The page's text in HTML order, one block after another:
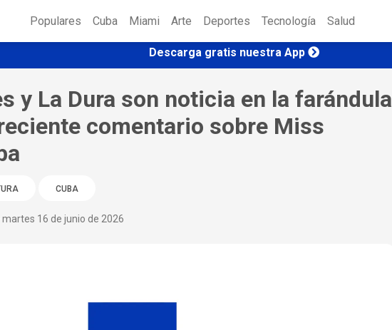
Populares Cuba Miami Arte Deportes Tecnología Salud
Descarga gratis nuestra App
y La Dura son noticia en la farándula
comentario sobre Miss
CUBA
martes 16 de junio de 2026